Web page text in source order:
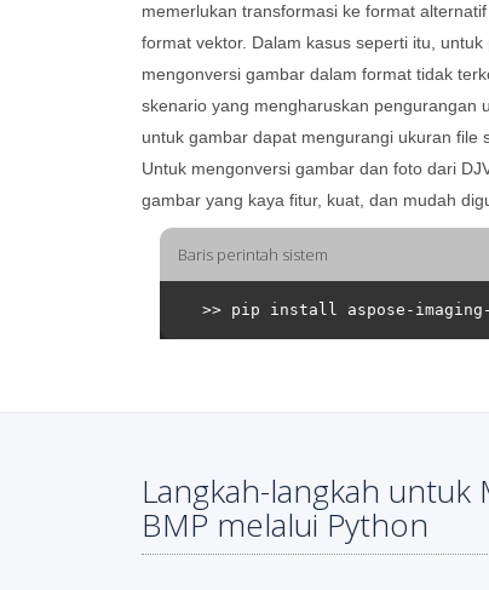
memerlukan transformasi ke format
format vektor. Dalam kasus seperti itu,
mengonversi gambar dalam format tidak
skenario yang mengharuskan pengurangan
untuk gambar dapat mengurangi ukuran file
Untuk mengonversi gambar dan foto dari
gambar yang kaya fitur, kuat, dan mudah
Baris perintah sistem
Langkah-langkah untuk
BMP melalui Python